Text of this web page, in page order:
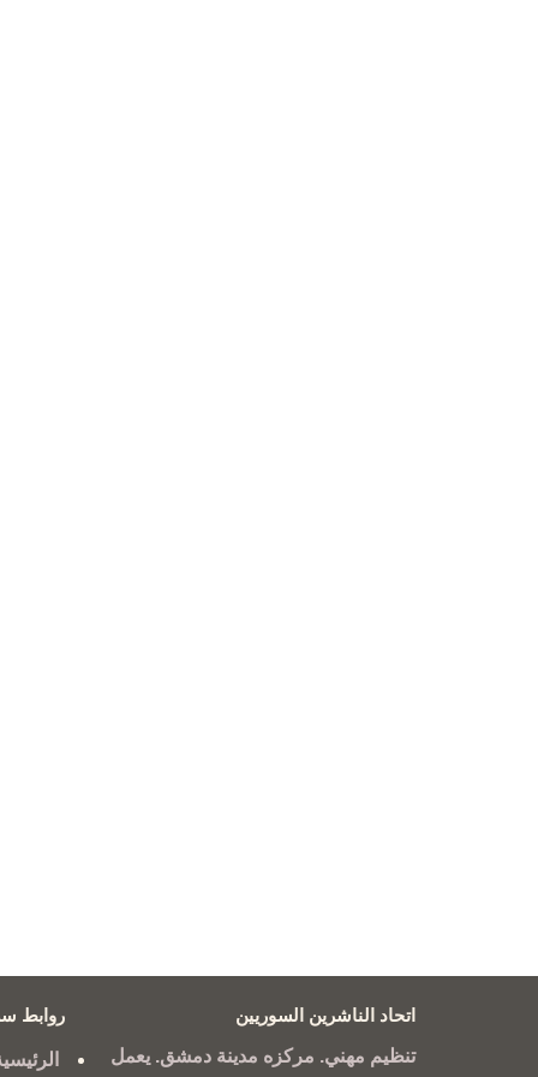
اتحاد الناشرين السوريين
تنظيم مهني. مركزه مدينة دمشق. يعمل
روابط